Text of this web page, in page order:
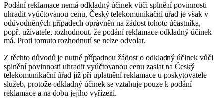
Podání reklamace nemá odkladný účinek vůči splnění povinnosti
uhradit vyúčtovanou cenu, Český telekomunikační úřad je však v
odůvodněných případech oprávněn na žádost tohoto účastníka,
popř. uživatele, rozhodnout, že podání reklamace odkladný účinek
má. Proti tomuto rozhodnutí se nelze odvolat.
Z těchto důvodů je nutné případnou žádost o odkladný účinek vůči
splnění povinnosti uhradit vyúčtovanou cenu zaslat na Český
telekomunikační úřad již při uplatnění reklamace u poskytovatele
služeb, protože odkladný účinek se vztahuje pouze k podání
reklamace a na dobu jejího vyřízení.